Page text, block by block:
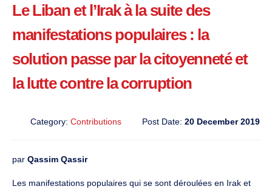
Le Liban et l’Irak à la suite des
manifestations populaires : la
solution passe par la citoyenneté et
la lutte contre la corruption
Category: Contributions Post Date: 20 December 2019
par Qassim Qassir
Les manifestations populaires qui se sont déroulées en Irak et